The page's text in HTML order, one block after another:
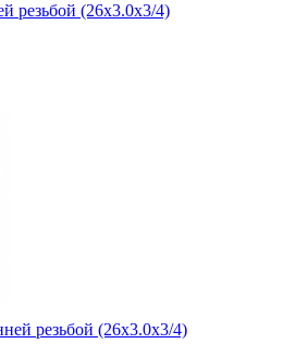
резьбой (26х3.0х3/4)
резьбой (26х3.0х3/4)